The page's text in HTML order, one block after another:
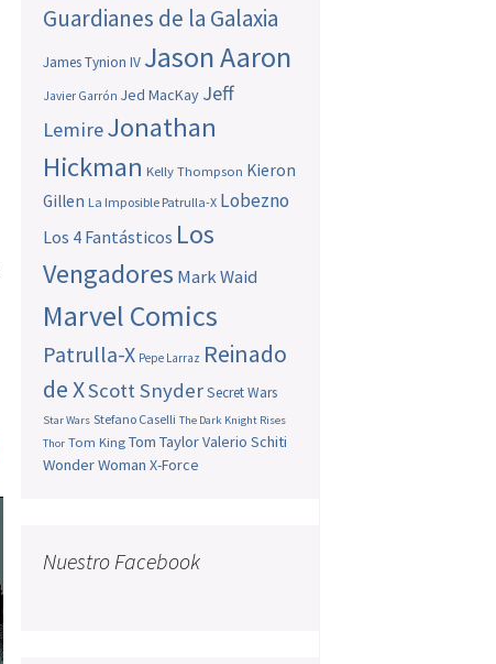
Guardianes de la Galaxia
James Tynion IV Jason Aaron
Javier Garrón Jed MacKay Jeff
LemireJonathan
Hickman Kelly Thompson Kieron
Gillen La Imposible Patrulla-X Lobezno
Los 4 Fantásticos Los
Vengadores Mark Waid
Marvel Comics
Patrulla-X Pepe Larraz Reinado
de XScott SnyderSecret Wars
Star Wars Stefano Caselli The Dark Knight Rises
Thor Tom King Tom TaylorValerio Schiti
Wonder Woman X-Force
Nuestro Facebook